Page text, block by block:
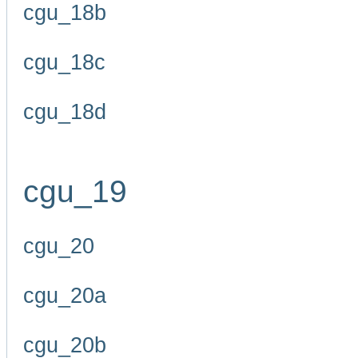
cgu_18b
cgu_18c
cgu_18d
cgu_19
cgu_20
cgu_20a
cgu_20b